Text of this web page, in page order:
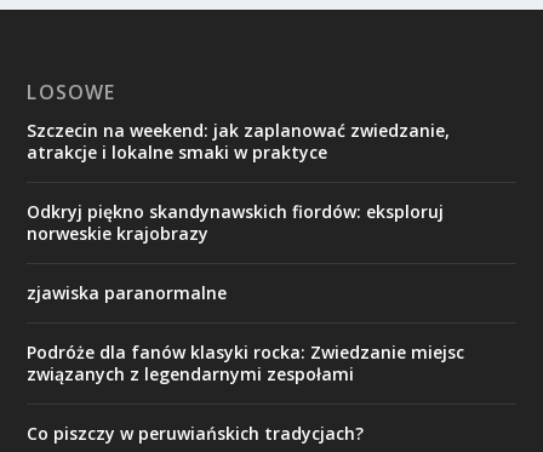
LOSOWE
Szczecin na weekend: jak zaplanować zwiedzanie,
atrakcje i lokalne smaki w praktyce
Odkryj piękno skandynawskich fiordów: eksploruj
norweskie krajobrazy
zjawiska paranormalne
Podróże dla fanów klasyki rocka: Zwiedzanie miejsc
związanych z legendarnymi zespołami
Co piszczy w peruwiańskich tradycjach?